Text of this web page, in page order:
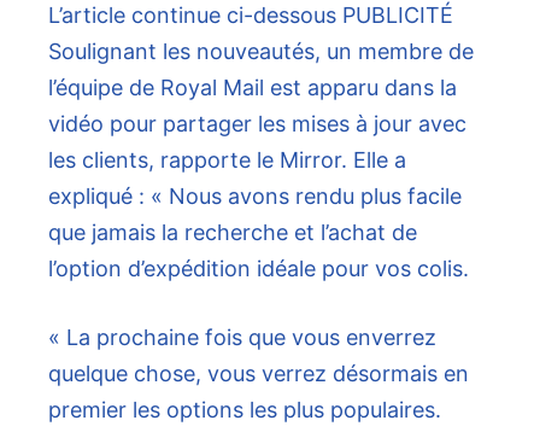
L’article continue ci-dessous PUBLICITÉ
Soulignant les nouveautés, un membre de
l’équipe de Royal Mail est apparu dans la
vidéo pour partager les mises à jour avec
les clients, rapporte le Mirror. Elle a
expliqué : « Nous avons rendu plus facile
que jamais la recherche et l’achat de
l’option d’expédition idéale pour vos colis.
« La prochaine fois que vous enverrez
quelque chose, vous verrez désormais en
premier les options les plus populaires.